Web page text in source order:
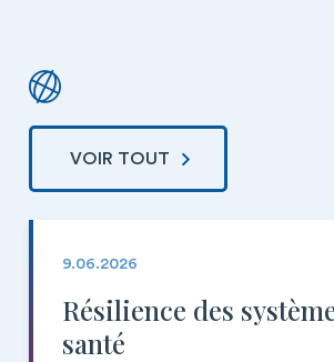
VOIR TOUT
9.06.2026
Résilience des
santé